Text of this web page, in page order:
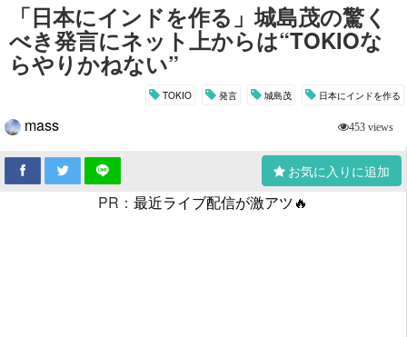
「日本にインドを作る」城島茂の驚く
べき発言にネット上からは“TOKIOな
らやりかねない”
TOKIO 発言 城島茂 日本にインドを作る
mass 453 views
お気に入りに追加
PR： 最近ライブ配信が激アツ🔥